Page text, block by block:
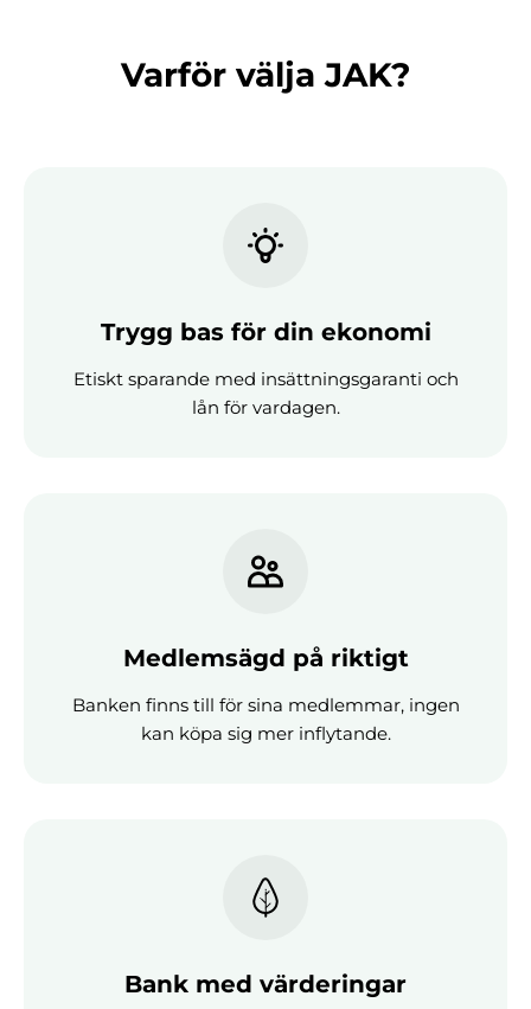
Varför välja JAK?
Trygg bas för din ekonomi
Etiskt sparande med insättningsgaranti och
lån för vardagen.
Medlemsägd på riktigt
Banken finns till för sina medlemmar, ingen
kan köpa sig mer inflytande.
Bank med värderingar